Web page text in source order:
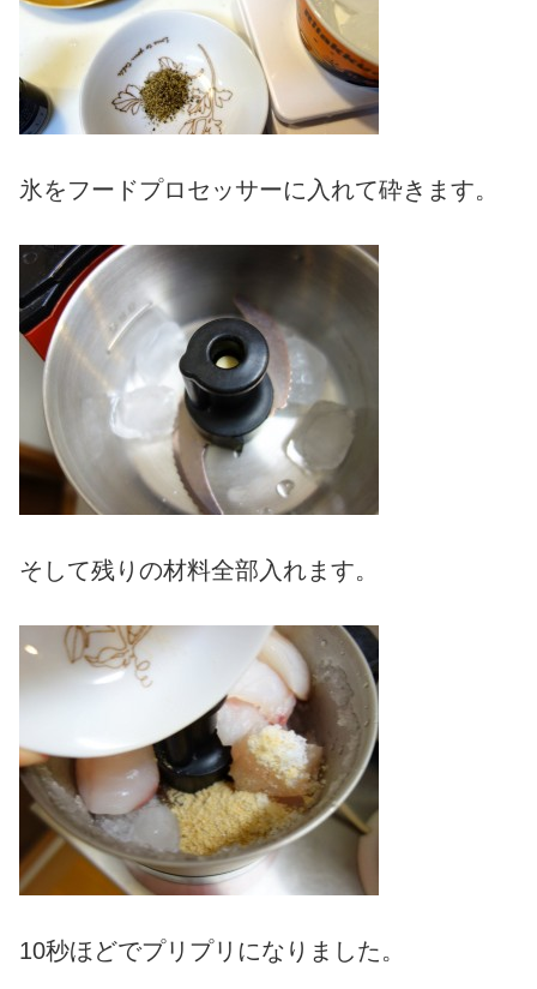
氷をフードプロセッサーに入れて砕きます。
そして残りの材料全部入れます。
10秒ほどでプリプリになりました。